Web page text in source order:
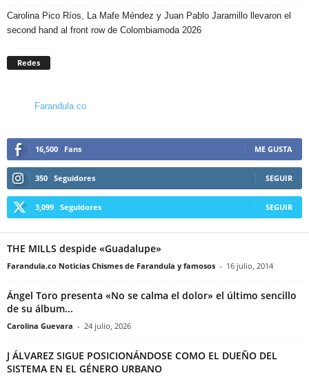
Carolina Pico Ríos, La Mafe Méndez y Juan Pablo Jaramillo llevaron el
second hand al front row de Colombiamoda 2026
Redes
Farandula.co
16,500 Fans ME GUSTA
350 Seguidores SEGUIR
3,099 Seguidores SEGUIR
THE MILLS despide «Guadalupe»
Farandula.co Noticias Chismes de Farandula y famosos - 16 julio, 2014
Ángel Toro presenta «No se calma el dolor» el último sencillo
de su álbum...
Carolina Guevara - 24 julio, 2026
J ÁLVAREZ SIGUE POSICIONÁNDOSE COMO EL DUEÑO DEL
SISTEMA EN EL GÉNERO URBANO